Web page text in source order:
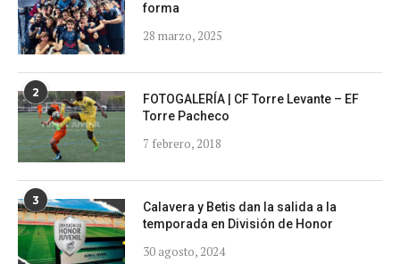
forma
28 marzo, 2025
2
FOTOGALERÍA | CF Torre Levante – EF
Torre Pacheco
7 febrero, 2018
3
Calavera y Betis dan la salida a la
temporada en División de Honor
30 agosto, 2024